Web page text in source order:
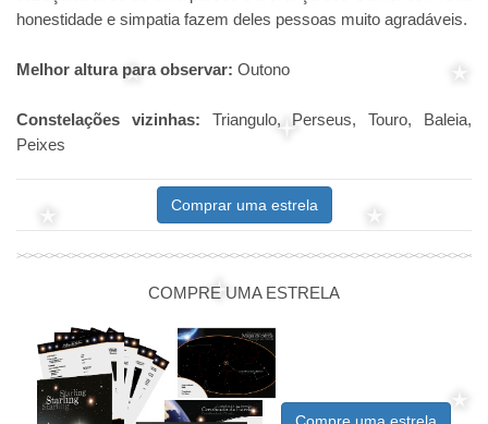
honestidade e simpatia fazem deles pessoas muito agradáveis.
Melhor altura para observar: Outono
Constelações vizinhas: Triangulo, Perseus, Touro, Baleia,
Peixes
Comprar uma estrela
COMPRE UMA ESTRELA
Compre uma estrela